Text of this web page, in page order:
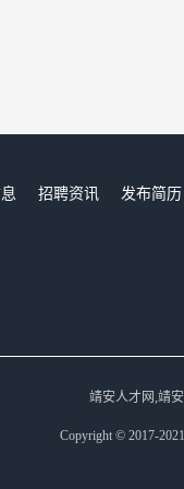
招聘资讯 发布简历
靖安人才网,靖
Copyright © 2017-